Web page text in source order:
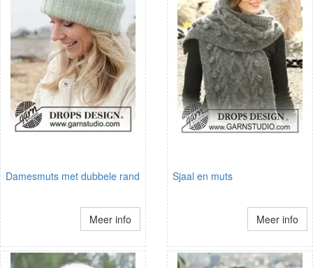
Damesmuts met dubbele rand
Meer info
Sjaal en muts
Meer info